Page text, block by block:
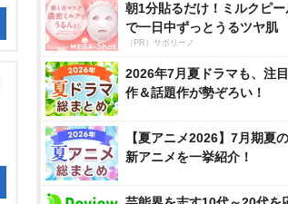
朝1分貼るだけ！ミルクピー
で一日中ずっとうるツヤ肌
（PR）サボリーノ
2026年7月夏ドラマも、注目
作＆話題作が勢ぞろい！
【夏アニメ2026】7月期夏の
新アニメを一挙紹介！